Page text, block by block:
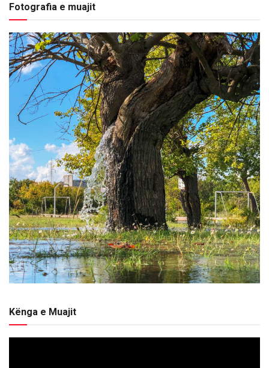
Fotografia e muajit
Kënga e Muajit